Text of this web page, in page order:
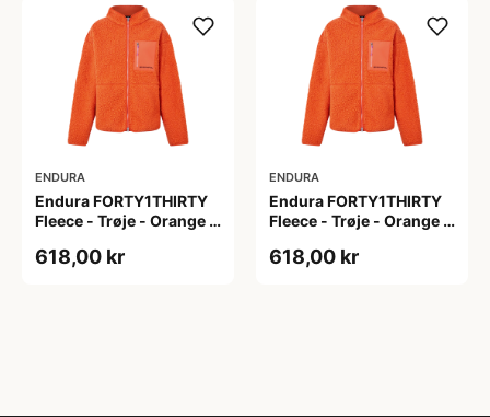
ENDURA
Endura FORTY1THIRTY
Fleece - Trøje - Orange -
618,00 kr
ENDURA
Endura FORTY1THIRTY
Fleece - Trøje - Orange -
618,00 kr